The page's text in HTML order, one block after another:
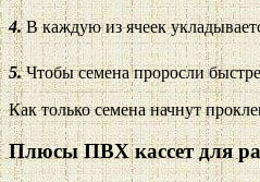
4.В каждую из ячеек
5.Чтобы семена проросли
Как только семена начнут
Плюсы ПВХ кассет для